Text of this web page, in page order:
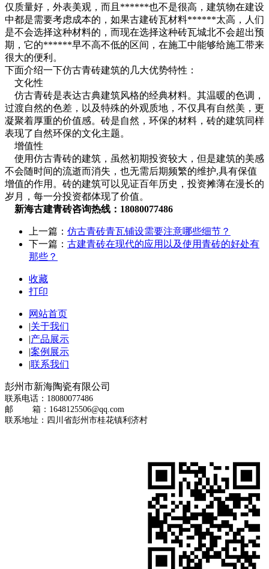
仅质量好，外表美观，而且******也不是很高，建筑物在建设
中都是需要考虑成本的，如果古建砖瓦材料******太高，人们
是不会选择这种材料的，而现在选择这种砖瓦城北不会超出预
期，它的******早不高不低的区间，在施工中能够给施工带来
很大的便利。
下面介绍一下仿古青砖建筑的几大优势特性：
文化性
仿古青砖是表达古典建筑风格的经典材料。其温暖的色调，
过渡自然的色差，以及特殊的外观质地，不仅具有自然美，更
凝聚着厚重的价值感。砖是自然，环保的材料，砖的建筑同样
表现了自然环保的文化主题。
增值性
使用仿古青砖的建筑，虽然初期投资较大，但是建筑的美感
不会随时间的流逝而消失，也无需后期频繁的维护,具有保值
增值的作用。砖的建筑可以见证百年历史，投资摊薄在漫长的
岁月，每一分投资都体现了价值。
新海古建青砖咨询热线：18080077486
上一篇： 仿古青砖青瓦铺设需要注意哪些细节？
下一篇： 古建青砖在现代的应用以及使用青砖的好处有
那些？
收藏
打印
网站首页
|关于我们
|产品展示
|案例展示
|联系我们
彭州市新海陶瓷有限公司
联系电话：18080077486
邮 箱：1648125506@qq.com
联系地址：四川省彭州市桂花镇利济村